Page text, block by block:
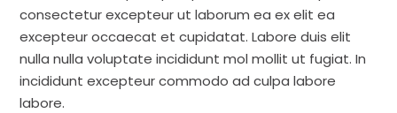
consectetur excepteur ut laborum ea ex elit ea
excepteur occaecat et cupidatat. Labore duis elit
nulla nulla voluptate incididunt mol mollit ut fugiat. In
incididunt excepteur commodo ad culpa labore
labore.